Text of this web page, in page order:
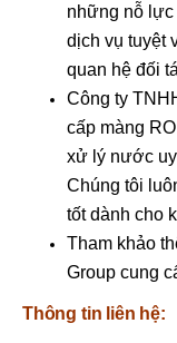
những nỗ lực
dịch vụ tuyệt
quan hệ đối
Công ty
cấp màng
xử lý nước
Chúng tôi
tốt dành cho
Tham khảo
Group cung
Thông tin liên hệ: